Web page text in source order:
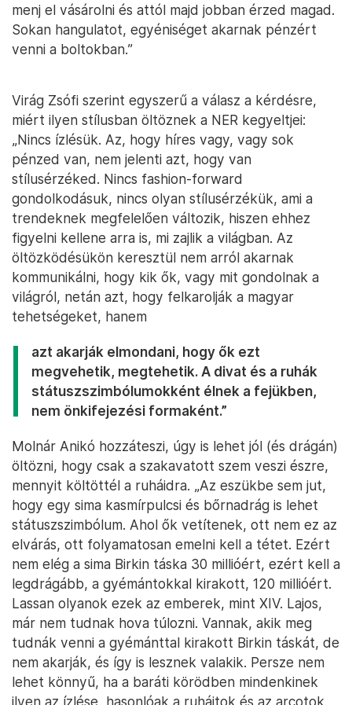
menj el vásárolni és attól majd jobban érzed magad.
Sokan hangulatot, egyéniséget akarnak pénzért
venni a boltokban.”
Virág Zsófi szerint egyszerű a válasz a kérdésre,
miért ilyen stílusban öltöznek a NER kegyeltjei:
„Nincs ízlésük. Az, hogy híres vagy, vagy sok
pénzed van, nem jelenti azt, hogy van
stílusérzéked. Nincs fashion-forward
gondolkodásuk, nincs olyan stílusérzékük, ami a
trendeknek megfelelően változik, hiszen ehhez
figyelni kellene arra is, mi zajlik a világban. Az
öltözködésükön keresztül nem arról akarnak
kommunikálni, hogy kik ők, vagy mit gondolnak a
világról, netán azt, hogy felkarolják a magyar
tehetségeket, hanem
azt akarják elmondani, hogy ők ezt
megvehetik, megtehetik. A divat és a ruhák
státuszszimbólumokként élnek a fejükben,
nem önkifejezési formaként.”
Molnár Anikó hozzáteszi, úgy is lehet jól (és drágán)
öltözni, hogy csak a szakavatott szem veszi észre,
mennyit költöttél a ruháidra. „Az eszükbe sem jut,
hogy egy sima kasmírpulcsi és bőrnadrág is lehet
státuszszimbólum. Ahol ők vetítenek, ott nem ez az
elvárás, ott folyamatosan emelni kell a tétet. Ezért
nem elég a sima Birkin táska 30 millióért, ezért kell a
legdrágább, a gyémántokkal kirakott, 120 millióért.
Lassan olyanok ezek az emberek, mint XIV. Lajos,
már nem tudnak hova túlozni. Vannak, akik meg
tudnák venni a gyémánttal kirakott Birkin táskát, de
nem akarják, és így is lesznek valakik. Persze nem
lehet könnyű, ha a baráti körödben mindenkinek
ilyen az ízlése, hasonlóak a ruháitok és az arcotok,